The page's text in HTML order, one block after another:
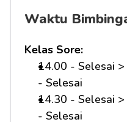
Waktu
Kelas Sore:
14.00 - Selesai
- Selesai
14.30 - Selesai
- Selesai